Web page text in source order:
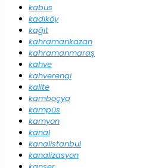
kabus
kadıköy
kağıt
kahramankazan
kahramanmaraş
kahve
kahverengi
kalite
kamboçya
kampüs
kamyon
kanal
kanalistanbul
kanalizasyon